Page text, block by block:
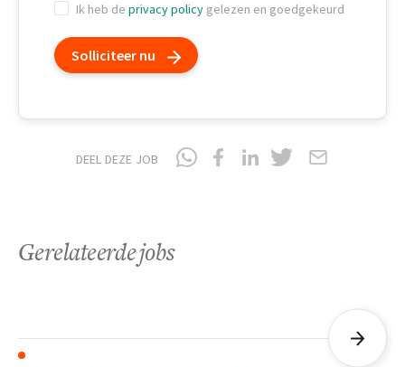
Ik heb de privacy policy gelezen en goedgekeurd
Solliciteer nu
DEEL DEZE JOB
Gerelateerde jobs